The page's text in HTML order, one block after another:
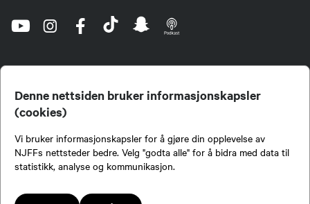
Denne nettsiden bruker informasjonskapsler
(cookies)
Vi bruker informasjonskapsler for å gjøre din opplevelse av
NJFFs nettsteder bedre. Velg "godta alle" for å bidra med data til
statistikk, analyse og kommunikasjon.
jegere og sportsfiskere og et av de viktigste miljøene for formidling av kunnskap om jakt og
fiske i Norge. Vi er en partipolitisk nøytral organisasjon, men har et sterkt jakt-, fiske-, og
naturpolitisk engasjement i mange saker.
Lokalforeninger tilsluttet Norges Jeger- og Fiskerforbund har ansvar for innhold de